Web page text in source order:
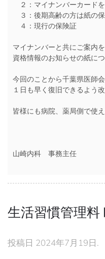
２：マイナンバーカード
３：後期高齢の方は紙の
４：現行の保険証
マイナンバーと共にご案内
資格情報のお知らせの紙に
今回のことから千葉県医師
１日も早く復旧できるよう
皆様にも病院、薬局側で使
山崎内科　事務主任
生活習慣管理
投稿日 2024年7月19日.